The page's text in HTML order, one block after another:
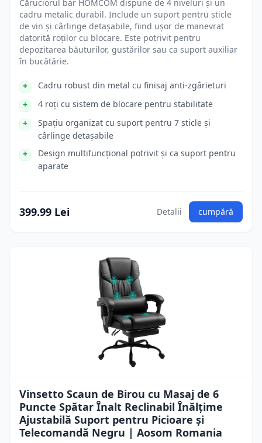
Căruciorul bar HOMCOM dispune de 4 niveluri și un
cadru metalic durabil. Include un suport pentru sticle
de vin și cârlinge detașabile, fiind ușor de manevrat
datorită roților cu blocare. Este potrivit pentru
depozitarea băuturilor, gustărilor sau ca suport auxiliar
în bucătărie.
Cadru robust din metal cu finisaj anti-zgârieturi
4 roți cu sistem de blocare pentru stabilitate
Spațiu organizat cu suport pentru 7 sticle și
cârlinge detașabile
Design multifuncțional potrivit și ca suport pentru
aparate
399.99 Lei Detalii cumpără
Vinsetto Scaun de Birou cu Masaj de 6
Puncte Spătar Înalt Reclinabil Înălțime
Ajustabilă Suport pentru Picioare și
Telecomandă Negru | Aosom Romania